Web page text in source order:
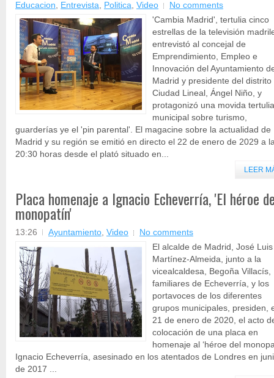
Educacion, Entrevista, Politica, Video
No comments
'Cambia Madrid', tertulia cinco
estrellas de la televisión
entrevistó al concejal de
Emprendimiento, Empleo e
Innovación del Ayuntamiento
Madrid y presidente del distrito
Ciudad Lineal, Ángel Niño, y
protagonizó una movida tertulia
municipal sobre turismo,
guarderías ye el 'pin parental'. El magacine sobre la actualidad de
Madrid y su región se emitió en directo el 22 de enero de 2029 a
20:30 horas desde el plató situado en...
LEER
Placa homenaje a Ignacio Echeverría, 'El héroe
monopatín'
13:26 Ayuntamiento, Video
No comments
El alcalde de Madrid, José Luis
Martínez-Almeida, junto a la
vicealcaldesa, Begoña Villacís,
familiares de Echeverría, y los
portavoces de los diferentes
grupos municipales, presiden,
21 de enero de 2020, el acto
colocación de una placa en
homenaje al ‘héroe del
Ignacio Echeverría, asesinado en los atentados de Londres en
de 2017 ...